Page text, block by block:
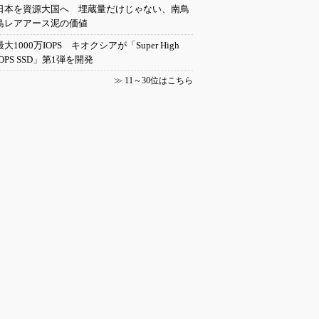
本を資源大国へ 埋蔵量だけじゃない、南鳥
レアアース泥の価値
大1000万IOPS キオクシアが「Super High
SSD」第1弾を開発
≫ 11～30位はこちら